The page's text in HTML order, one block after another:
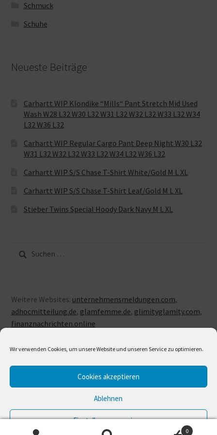
Wir verwenden Cookies, um unsere Website und unseren Service zu optimieren.
Cookies akzeptieren
Ablehnen
Einstellungen anzeigen
Schmuck
Schuhe
Neueste Beiträge
Carhartt WIP Klondike “Mills“ Pant Stretch Mid Used
Wash W28 L32 W30 L32 W31 L32 W32 L32 W33 L32 W34
L32 W36 L32
Carhartt WIP Regular Cargo Pant Deep Night W30 L32
W31 L32 W32 L32 W33 L32 W34 L32 W36 L32
Carhartt WIP S/S Chase T-Shirt White/Gold M L XL
Carhartt WIP S/S Chase T-Shirt Leaf/Gold M L XL
Stieber Twins Special Hoody Dark Navy M L XL
Suche
nach:
Weitere Websites: unternehmensmeldungen.com,
adhocmitteilung.de, glamfemme.de, glimityglamity.com,
finanznachrichten.online
© LUXUSLOVE 2026
Erstellt mit Storefront & WooCommerce
0